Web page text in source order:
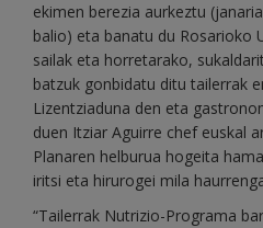
ekimen berezia aurkeztu
balio) eta banatu du Rosarioko
sailak eta horretarako,
batzuk gonbidatu ditu tailerrak
Lizentziaduna den eta
duen Itziar Aguirre chef euskal
Planaren helburua hogeita
iritsi eta hirurogei mila
“Tailerrak Nutrizio-Programa